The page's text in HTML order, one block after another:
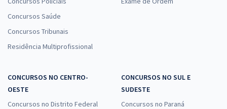
Concursos Saúde
Concursos Tribunais
Residência Multiprofissional
CONCURSOS NO CENTRO-
OESTE
Concursos no Distrito Federal
CONCURSOS NO SUL E
SUDESTE
Concursos no Paraná